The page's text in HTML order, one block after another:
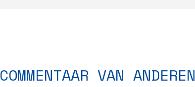
COMMENTAAR VAN ANDEREN